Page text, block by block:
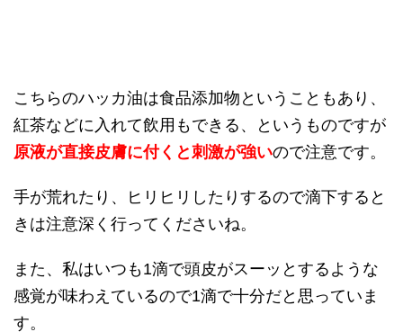
こちらのハッカ油は食品添加物ということもあり、
紅茶などに入れて飲用もできる、というものですが
原液が直接皮膚に付くと刺激が強いので注意です。
手が荒れたり、ヒリヒリしたりするので滴下すると
きは注意深く行ってくださいね。
また、私はいつも1滴で頭皮がスーッとするような
感覚が味わえているので1滴で十分だと思っていま
す。